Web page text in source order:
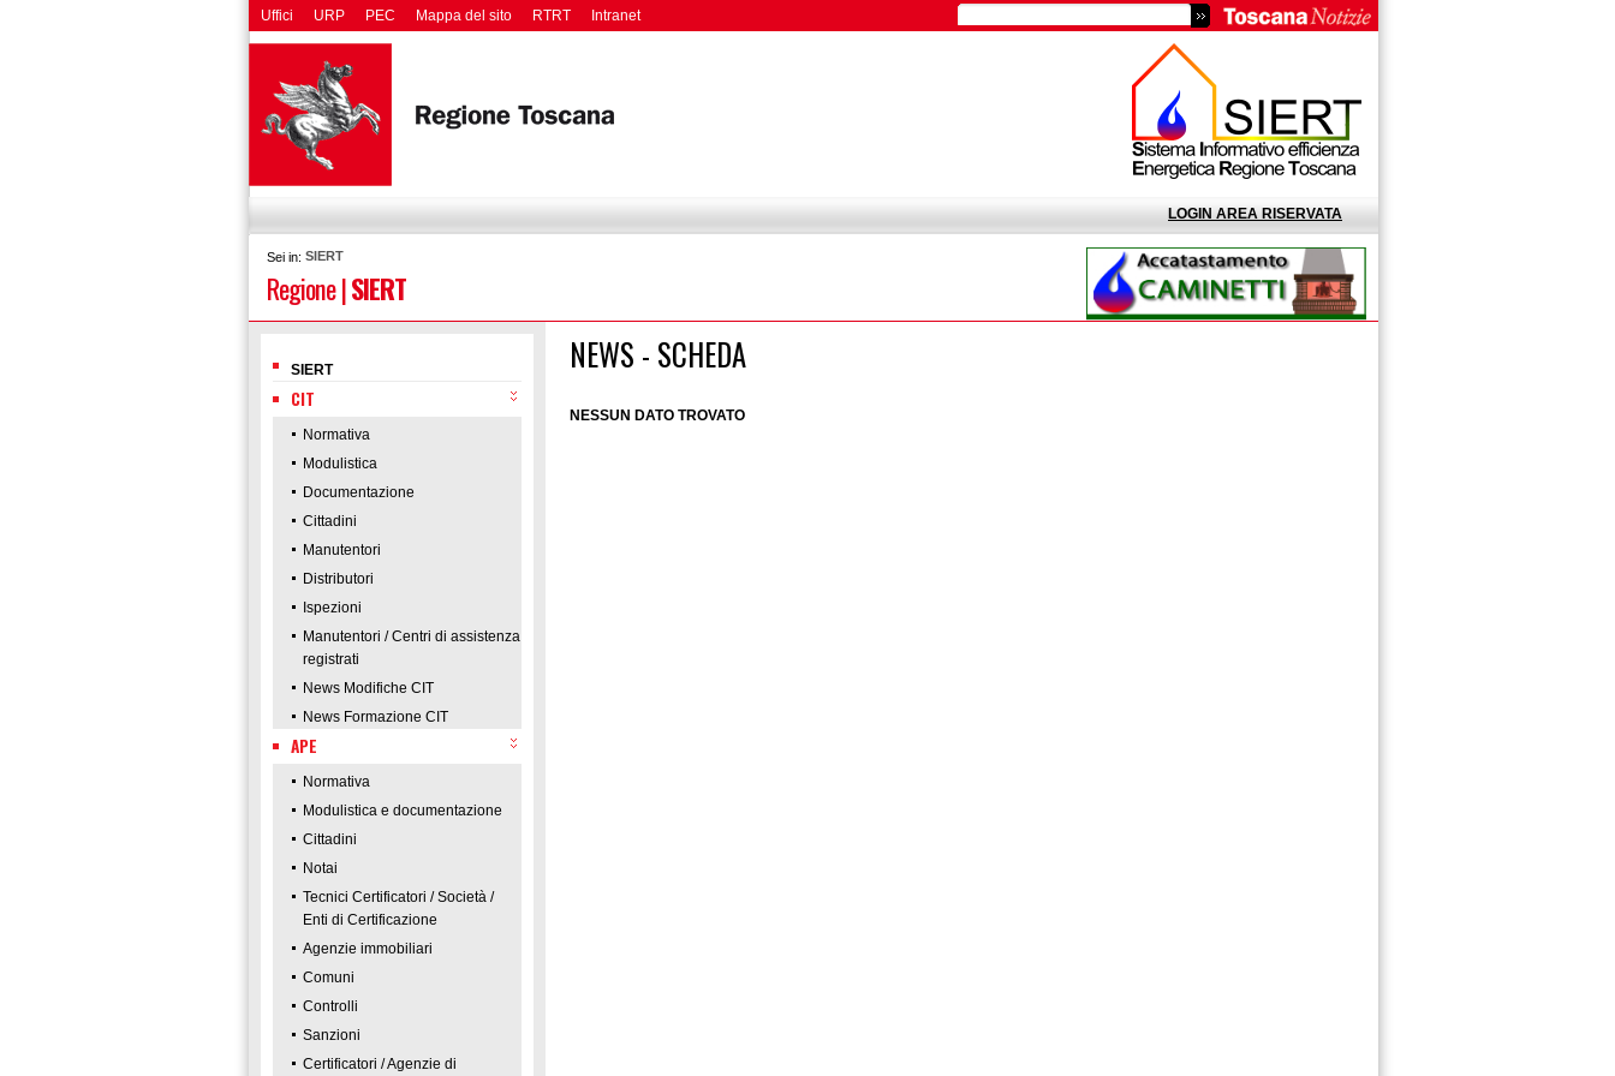
Uffici URP PEC Mappa del sito RTRT Intranet
LOGIN AREA RISERVATA
Sei in: SIERT
Regione|SIERT
SIERT
CIT
Normativa
Modulistica
Documentazione
Cittadini
Manutentori
Distributori
Ispezioni
Manutentori / Centri di assistenza
registrati
News Modifiche CIT
News Formazione CIT
APE
Normativa
Modulistica e documentazione
Cittadini
Notai
Tecnici Certificatori / Società /
Enti di Certificazione
Agenzie immobiliari
Comuni
Controlli
Sanzioni
Certificatori / Agenzie di
NEWS - SCHEDA
NESSUN DATO TROVATO